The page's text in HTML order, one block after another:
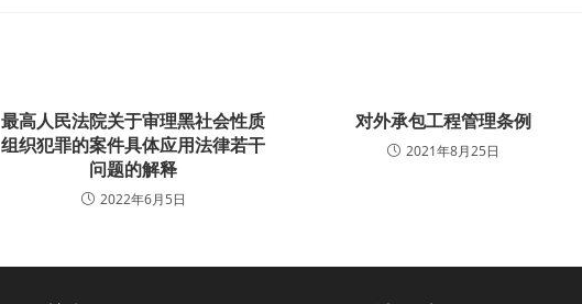
最高人民法院关于审理黑社会性质
组织犯罪的案件具体应用法律若干
问题的解释
2022年6月5日
对外承包工程管理条例
2021年8月25日